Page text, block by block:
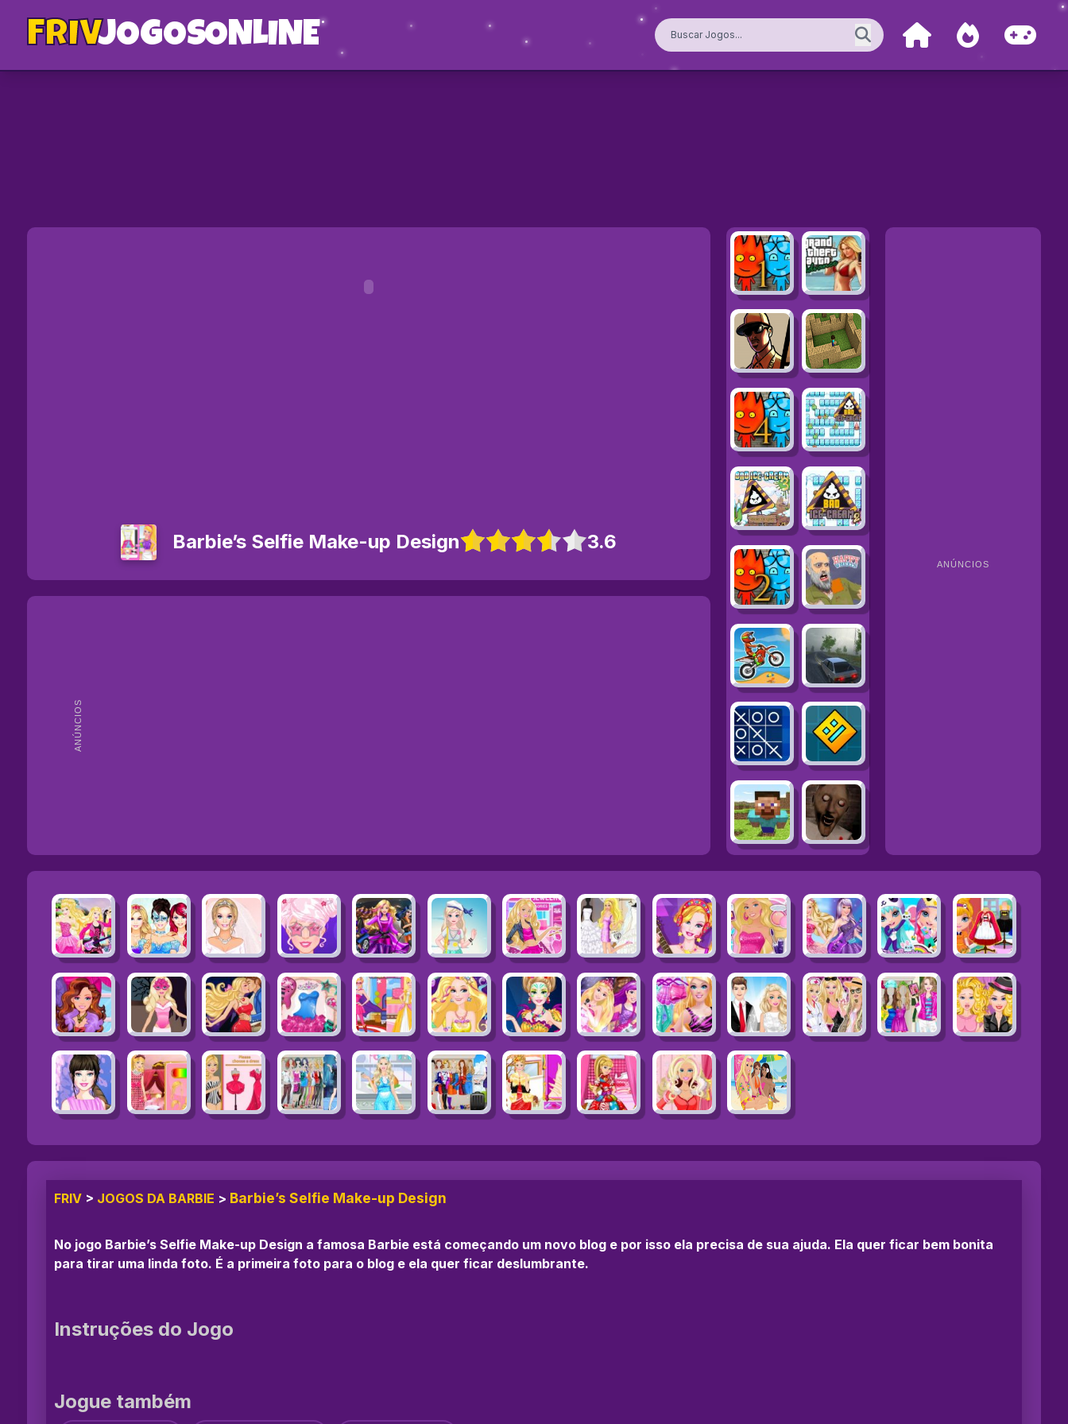
FRIVJOGOSONLINE
ANÚNCIOS
Barbie’s Selfie Make-up Design 3.6
ANÚNCIOS
FRIV > JOGOS DA BARBIE > Barbie’s Selfie Make-up Design
No jogo Barbie’s Selfie Make-up Design a famosa Barbie está começando um novo blog e por isso ela precisa de sua ajuda. Ela quer ficar bem bonita
para tirar uma linda foto. É a primeira foto para o blog e ela quer ficar deslumbrante.
Instruções do Jogo
Jogue também